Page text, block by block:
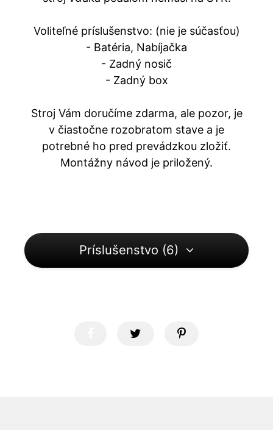
Voliteľné príslušenstvo: (nie je súčasťou)
- Batéria, Nabíjačka
- Zadný nosič
- Zadný box
Stroj Vám doručíme zdarma, ale pozor, je
v čiastočne rozobratom stave a je
potrebné ho pred prevádzkou zložiť.
Montážny návod je priložený.
Príslušenstvo (6)